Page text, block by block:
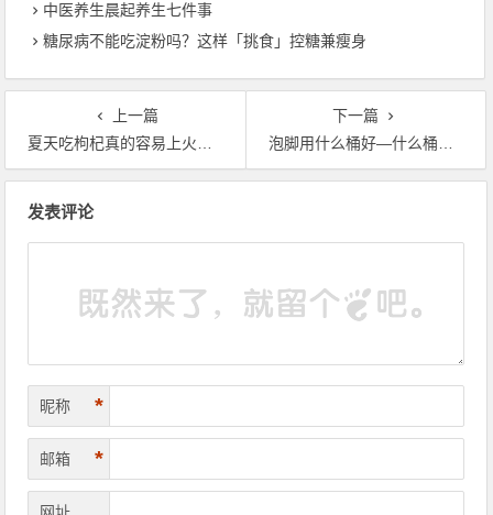
中医养生晨起养生七件事
糖尿病不能吃淀粉吗？这样「挑食」控糖兼瘦身
上一篇
夏天吃枸杞真的容易上火、会失眠吗？
下一篇
泡脚用什么桶好—什么桶适合泡脚
发表评论
昵称 *
邮箱 *